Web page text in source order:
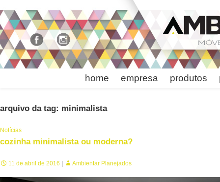
home empresa produtos
arquivo da tag: minimalista
Notícias
cozinha minimalista ou moderna?
11 de abril de 2016 Ambientar Planejados